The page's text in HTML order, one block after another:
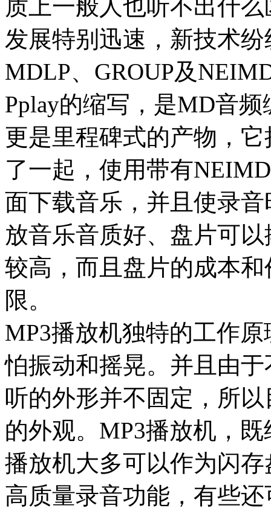
质上一般人也听不出什
发展特别迅速，新技术
MDLP、GROUP及
Pplay的缩写，是MD音
更是里程碑式的产物，
了一起，使用带有
面下载音乐，并且使录
放音乐音质好、盘片可
较高，而且盘片的成本
限。
MP3播放机独特的工作
怕振动和摇晃。并且由
听的外形并不固定，所
的外观。MP3播放机，
播放机大多可以作为闪
高质量录音功能，有些